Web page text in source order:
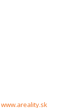
www.areality.sk